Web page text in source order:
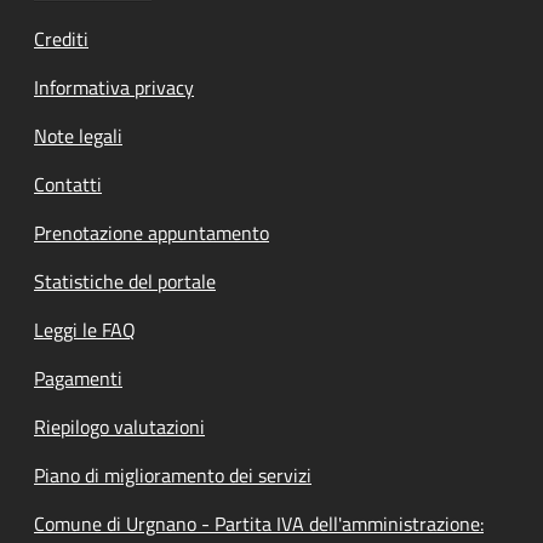
Crediti
Informativa privacy
Note legali
Contatti
Prenotazione appuntamento
Statistiche del portale
Leggi le FAQ
Pagamenti
Riepilogo valutazioni
Piano di miglioramento dei servizi
Comune di Urgnano - Partita IVA dell'amministrazione: